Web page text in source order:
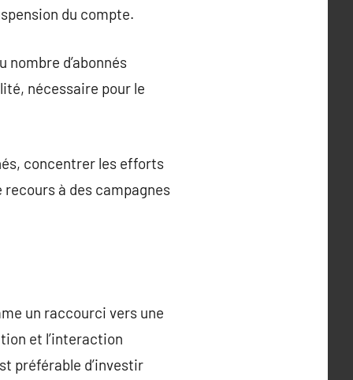
du compte.
nombre d’abonnés
nécessaire pour le
concentrer les efforts
à des campagnes
un raccourci vers une
et l’interaction
préférable d’investir